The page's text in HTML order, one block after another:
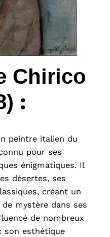
Chirico
:
peintre italien du
pour ses
énigmatiques. Il
désertes, ses
créant un
mystère dans ses
de nombreux
son esthétique